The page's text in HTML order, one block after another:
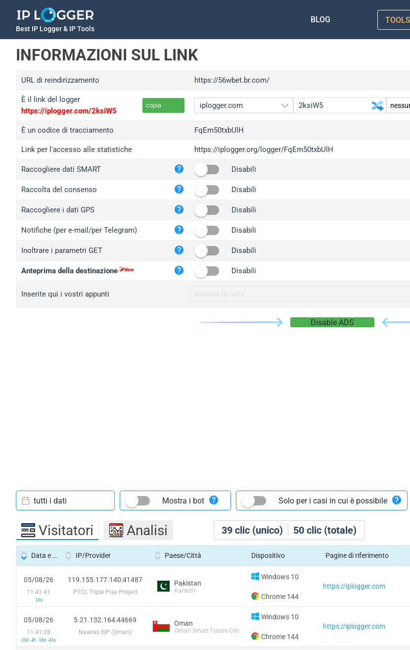
Best IP Logger & IP Tools
BLOG TOOLS
INFORMAZIONI SUL LINK
URL di reindirizzamento https://56wbet.br.com/
È il link del logger
https://iplogger.com/2ksiW5
copia
iplogger.org
wl.gl
ed.tc
iplogger.com
iplogger.co
2no.co
yip.su
iplogger.info
È un codice di tracciamento FqEm50txbUlH
Link per l'accesso alle statistiche https://iplogger.org/logger/FqEm50txbUlH
Raccogliere dati SMART Disabili
Raccolta del consenso Disabili
Raccogliere i dati GPS Disabili
Notifiche (per e-mail/per Telegram) Disabili
Inoltrare i parametri GET Disabili
Anteprima della destinazione Disabili
Inserite qui i vostri appunti
Disable ADS
39 clic (unico) 50 clic (totale)
tutti i dati Mostra i bot Solo per i casi in cui è possibile
Visitatori Analisi
Data e ora IP/Provider Paese/Città Dispositivo Pagine di riferimento
05/08/26
11:41:41
13s
119.155.177.140:41487
PTCL Triple Play Project
Pakistan
Karachi
Windows 10
Chrome 144
https://iplogger.com
05/08/26
11:41:28
23d 4h 10m 41s
5.21.132.164:44669
Nawras ISP (Oman)
Oman
Oman Smart Future City
Windows 10
Chrome 144
https://iplogger.com